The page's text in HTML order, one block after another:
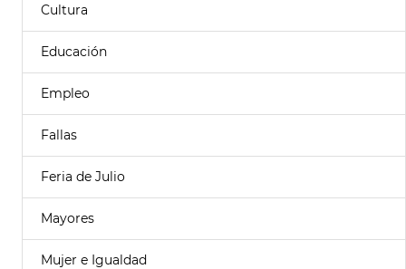
Cultura
Educación
Empleo
Fallas
Feria de Julio
Mayores
Mujer e Igualdad